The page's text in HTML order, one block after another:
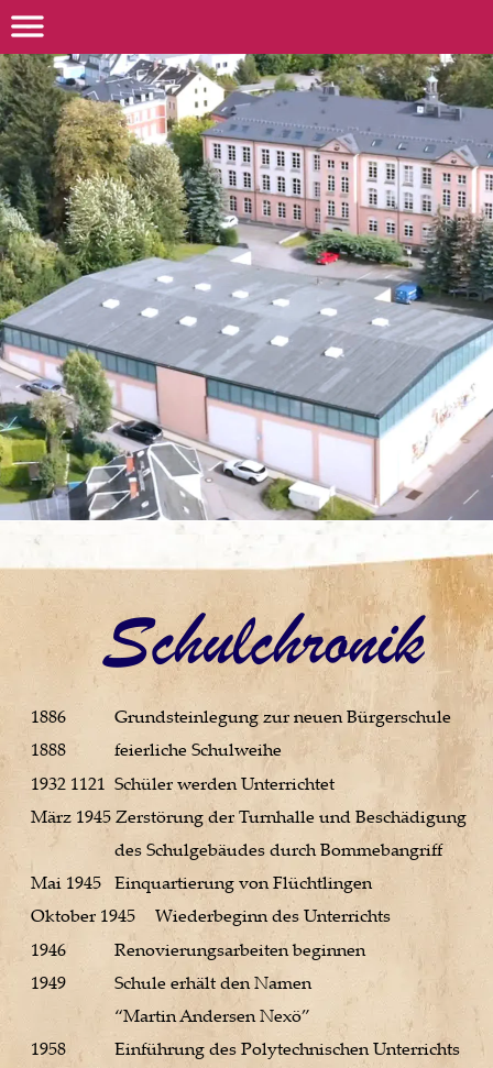
1886
Grundsteinlegung zur neuen Bürgerschule
1888
feierliche Schulweihe
1932 1121 Schüler werden Unterrichtet
März 1945 Zerstörung der Turnhalle und Beschädigung
des Schulgebäudes durch Bommebangriff
Mai 1945 Einquartierung von Flüchtlingen
Oktober 1945
Wiederbeginn des Unterrichts
1946
Renovierungsarbeiten beginnen
1949
Schule erhält den Namen
“Martin Andersen Nexö”
1958
Einführung des Polytechnischen Unterrichts